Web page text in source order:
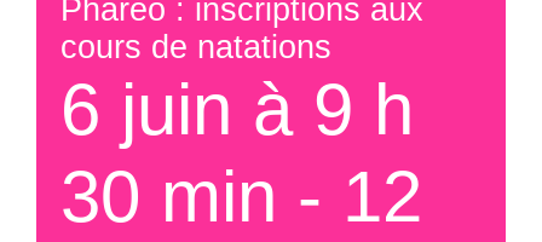
Pharéo : inscriptions aux
cours de natations
6 juin à 9 h
30 min - 12